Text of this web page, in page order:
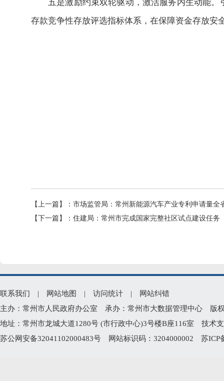
五是激励约束双轮驱动，激活服务内生动能
存款竞争性存放评选指标体系，在保障资金存放
【上一篇】： 市场监管局：常州新能源汽车产业专利申请量全
【下一篇】： 住建局：常州市完成国家完整社区试点建设任务
联系我们 | 网站地图 | 访问统计 |
网站纠错
主办：常州市人民政府办公室 承办：常州市大数据管理中心 版
地址：常州市龙城大道1280号 (市行政中心)3号楼B座116室 技术
苏公网安备32041102000483号 网站标识码：3204000002 苏ICP